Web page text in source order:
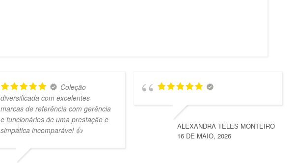
Coleção
diversificada com excelentes
marcas de referência com gerência
e funcionários de uma prestação e
simpática incomparável 👍
ALEXANDRA TELES MONTEIRO
16 DE MAIO, 2026